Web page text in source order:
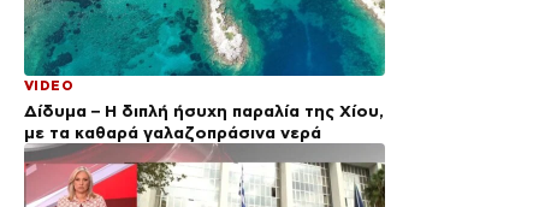
VIDEO
Δίδυμα – Η διπλή ήσυχη παραλία της Χίου,
με τα καθαρά γαλαζοπράσινα νερά